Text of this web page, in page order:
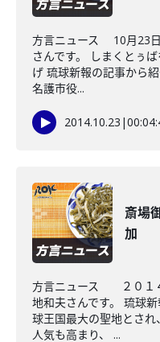
方言ニュース 10月23
さんです。 しまくとぅ
げ 琉球新報の記事から
名護市役...
2014.10.23 |
斎場
加
方言ニュース ２０１
地和夫さんです。 琉球
球王国最大の聖地とさ
人気も高まり、 ...